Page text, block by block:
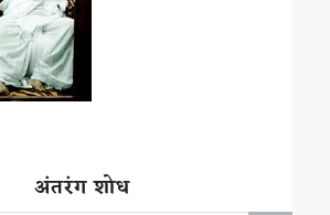
अंतरंग शोध